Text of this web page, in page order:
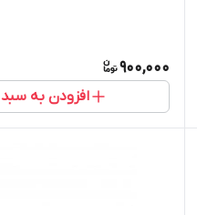
900,000
افزودن به سبد